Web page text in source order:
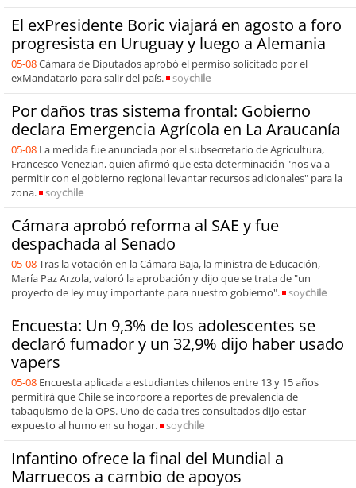
El exPresidente Boric viajará en agosto a foro
progresista en Uruguay y luego a Alemania
05-08Cámara de Diputados aprobó el permiso solicitado por el
exMandatario para salir del país.
soychile
Por daños tras sistema frontal: Gobierno
declara Emergencia Agrícola en La Araucanía
05-08 La medida fue anunciada por el subsecretario de Agricultura,
Francesco Venezian, quien afirmó que esta determinación "nos va a
permitir con el gobierno regional levantar recursos adicionales" para la
zona.
soychile
Cámara aprobó reforma al SAE y fue
despachada al Senado
05-08Tras la votación en la Cámara Baja, la ministra de Educación,
María Paz Arzola, valoró la aprobación y dijo que se trata de "un
proyecto de ley muy importante para nuestro gobierno".
soychile
Encuesta: Un 9,3% de los adolescentes se
declaró fumador y un 32,9% dijo haber usado
vapers
05-08 Encuesta aplicada a estudiantes chilenos entre 13 y 15 años
permitirá que Chile se incorpore a reportes de prevalencia de
tabaquismo de la OPS. Uno de cada tres consultados dijo estar
expuesto al humo en su hogar.
soychile
Infantino ofrece la final del Mundial a
Marruecos a cambio de apoyos